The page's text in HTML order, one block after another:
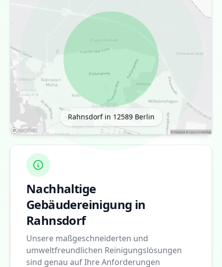
Rahnsdorf in 12589Berlin
Nachhaltige
Gebäudereinigung in
Rahnsdorf
Unsere maßgeschneiderten und
umweltfreundlichen Reinigungslösungen
sind genau auf Ihre Anforderungen